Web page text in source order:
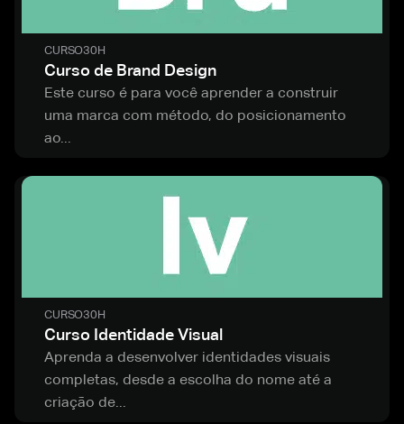
CURSO30H
Curso de Brand Design
Este curso é para você aprender a construir
uma marca com método, do posicionamento
ao...
CURSO30H
Curso Identidade Visual
Aprenda a desenvolver identidades visuais
completas, desde a escolha do nome até a
criação de...